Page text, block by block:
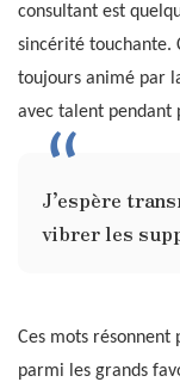
consultant est
sincérité touchante.
toujours animé par
avec talent pendant
J’espère
vibrer les
Ces mots
parmi les grands